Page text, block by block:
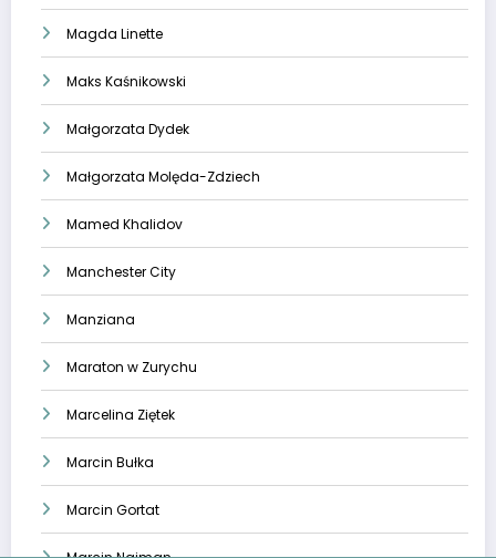
Magda Linette
Maks Kaśnikowski
Małgorzata Dydek
Małgorzata Molęda-Zdziech
Mamed Khalidov
Manchester City
Manziana
Maraton w Zurychu
Marcelina Ziętek
Marcin Bułka
Marcin Gortat